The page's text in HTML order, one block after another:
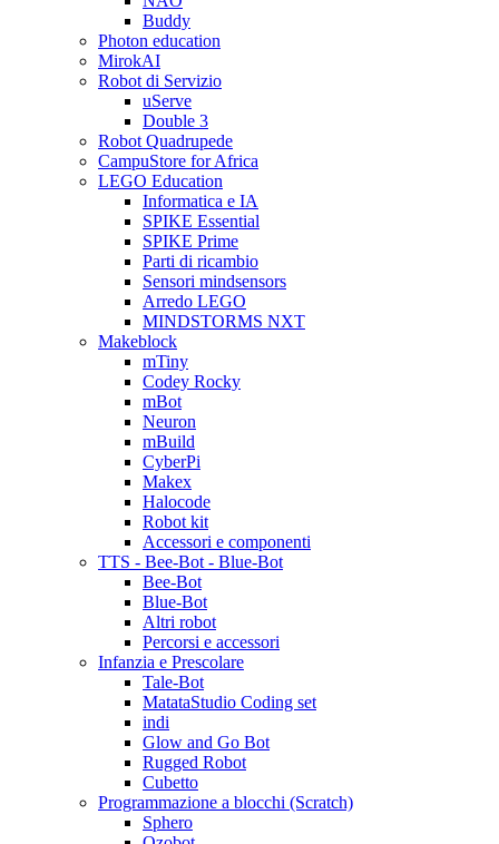
Buddy
Photon education
MirokAI
Robot di Servizio
uServe
Double 3
Robot Quadrupede
CampuStore for Africa
LEGO Education
Informatica e IA
SPIKE Essential
SPIKE Prime
Parti di ricambio
Sensori mindsensors
Arredo LEGO
MINDSTORMS NXT
Makeblock
mTiny
Codey Rocky
mBot
Neuron
mBuild
CyberPi
Makex
Halocode
Robot kit
Accessori e componenti
TTS - Bee-Bot - Blue-Bot
Bee-Bot
Blue-Bot
Altri robot
Percorsi e accessori
Infanzia e Prescolare
Tale-Bot
MatataStudio Coding set
indi
Glow and Go Bot
Rugged Robot
Cubetto
Programmazione a blocchi (Scratch)
Sphero